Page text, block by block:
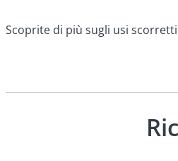
Scoprite di più sugli usi